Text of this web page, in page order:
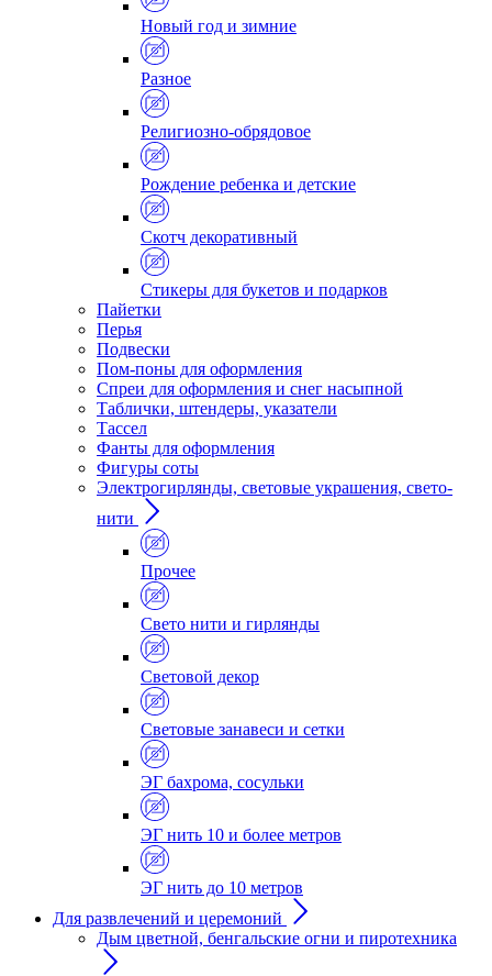
Новый год и зимние
Разное
Религиозно-обрядовое
Рождение ребенка и детские
Скотч декоративный
Стикеры для букетов и подарков
Пайетки
Перья
Подвески
Пом-поны для оформления
Спреи для оформления и снег насыпной
Таблички, штендеры, указатели
Тассел
Фанты для оформления
Фигуры соты
Электрогирлянды, световые украшения, свето-
нити
Прочее
Свето нити и гирлянды
Световой декор
Световые занавеси и сетки
ЭГ бахрома, сосульки
ЭГ нить 10 и более метров
ЭГ нить до 10 метров
Для развлечений и церемоний
Дым цветной, бенгальские огни и пиротехника